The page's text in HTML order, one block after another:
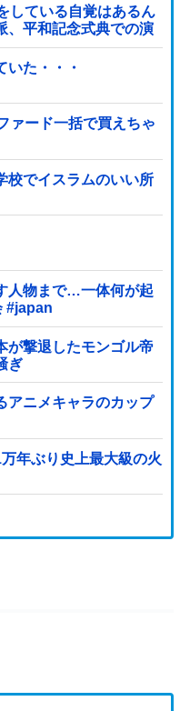
している自覚はあるん
、平和記念式典での演
た・・・
ァード一括で買えちゃ
校でイスラムのいい所
人物まで…一体何が起
#japan
が撃退したモンゴル帝
ぎ
アニメキャラのカップ
年ぶり史上最大級の火